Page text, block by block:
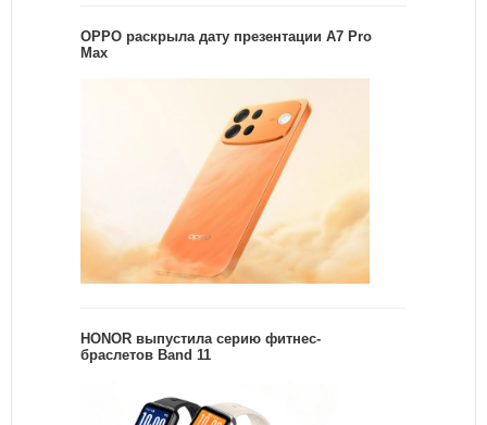
OPPO раскрыла дату презентации A7 Pro
Max
HONOR выпустила серию фитнес-
браслетов Band 11